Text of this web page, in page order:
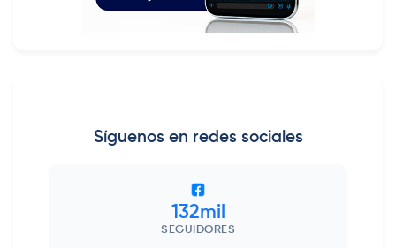
Síguenos en redes sociales
132mil
SEGUIDORES